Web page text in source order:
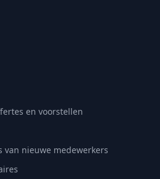
en voorstellen
van nieuwe medewerkers